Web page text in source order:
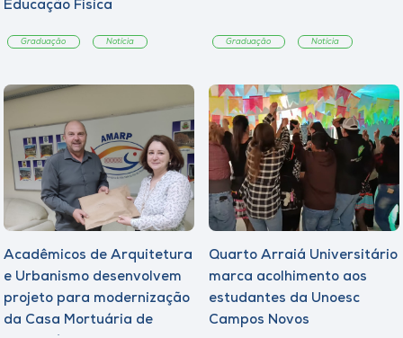
Educação Física
Graduação Notícia Graduação Notícia
Acadêmicos de Arquitetura
e Urbanismo desenvolvem
projeto para modernização
da Casa Mortuária de
Quarto Arraiá Universitário
marca acolhimento aos
estudantes da Unoesc
Campos Novos